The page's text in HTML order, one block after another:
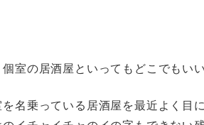
個室の居酒屋といってもどこでもい
名乗っている居酒屋を最近よく目